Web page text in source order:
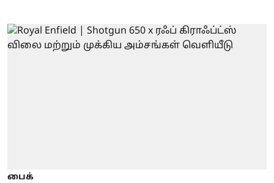
பைக்